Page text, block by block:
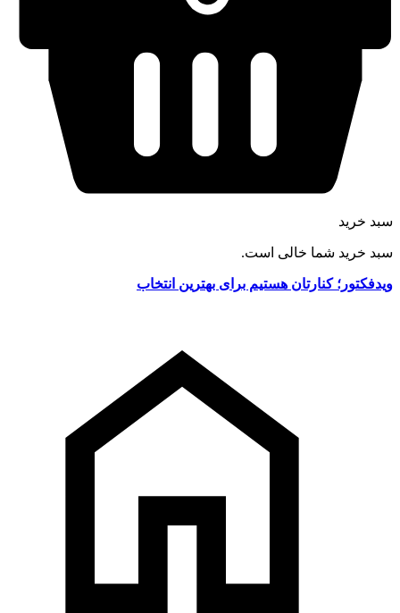
سبد خرید
سبد خرید شما خالی است.
ویدفکتور؛ کنارتان هستیم برای بهترین انتخاب